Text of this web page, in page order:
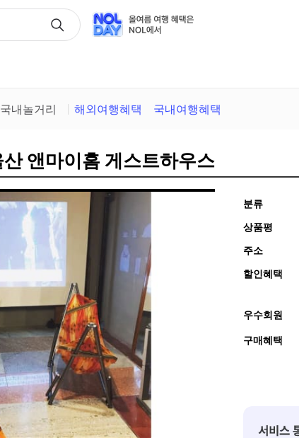
국내놀거리 해외여행혜택 국내여행혜택
앤마이홈 게스트하우스
분류
상품평
주소
할인혜택
우수회원
구매혜택